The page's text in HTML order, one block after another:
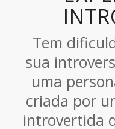
Tem
sua
uma
criada por
introvertida